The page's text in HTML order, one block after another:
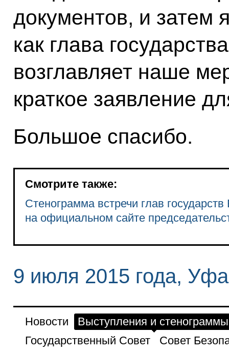
документов, и затем
как глава
возглавляет наше
краткое заявление
Большое спасибо.
Смотрите также:
Стенограмма встречи глав
на официальном сайте
9 июля 2015 года, Уфа
Новости
Выступления и стенограммы
Государственный Совет
Совет